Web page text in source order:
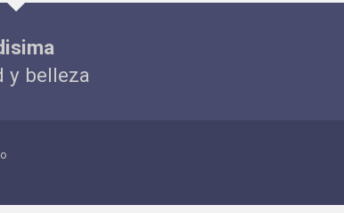
y belleza